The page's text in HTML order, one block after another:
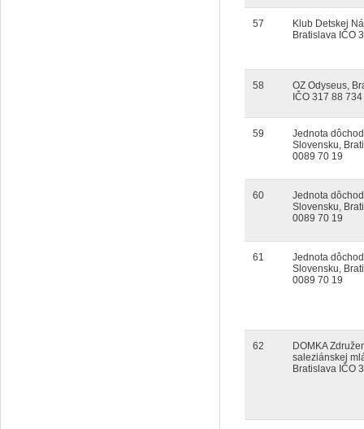
57
Klub Detskej
Bratislava IČO
58
OZ Odyseus,
IČO 317 88 734
59
Jednota
Slovensku,
0089 70 19
60
Jednota
Slovensku,
0089 70 19
61
Jednota
Slovensku,
0089 70 19
62
DOMKA
saleziánskej
Bratislava IČO